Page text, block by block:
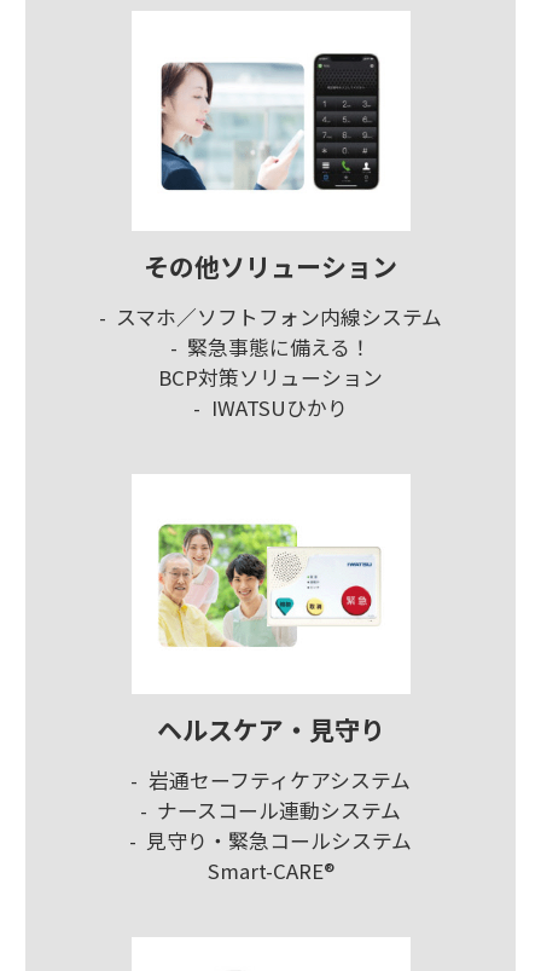
その他ソリューション
スマホ／ソフトフォン内線システム
緊急事態に備える！
BCP対策ソリューション
IWATSUひかり
ヘルスケア・見守り
岩通セーフティケアシステム
ナースコール連動システム
見守り・緊急コールシステム
Smart-CARE®